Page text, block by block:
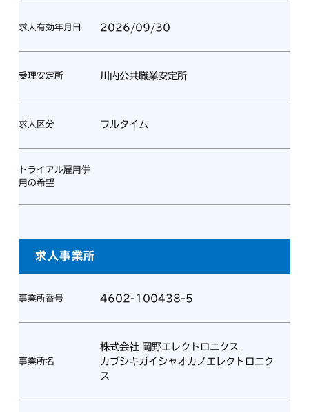
求人有効年月日 2026/09/30
受理安定所 川内公共職業安定所
求人区分 フルタイム
トライアル雇用併
用の希望
求人事業所
事業所番号 4602-100438-5
事業所名
株式会社 岡野エレクトロニクス
カブシキガイシャオカノエレクトロニク
ス